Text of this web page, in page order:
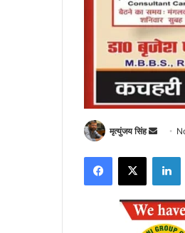
मृत्युंजय सिंह
Send
email
Facebook
X